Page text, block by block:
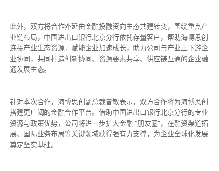
此外，双方将合作外延由金融投融资向生态共建转变，围绕重点产
业链布局，中国进出口银行北京分行依托存量客户，帮助海博思创
连接产业生态资源，赋能企业加速成长，助力公司与产业上下游企
业协同，共同打造创新协同、资源要素共享、供应链互通的企业融
通发展生态。
针对本次合作，海博思创副总裁曾敏表示，双方合作将为海博思创
搭建更广阔的金融合作平台。借助中国进出口银行北京分行的专业
资源与政策优势，公司将进一步扩大金融 “朋友圈”，在融资渠道拓
展、国际业务布局等关键领域获得强有力支撑，为企业全球化发展
奠定坚实基础。